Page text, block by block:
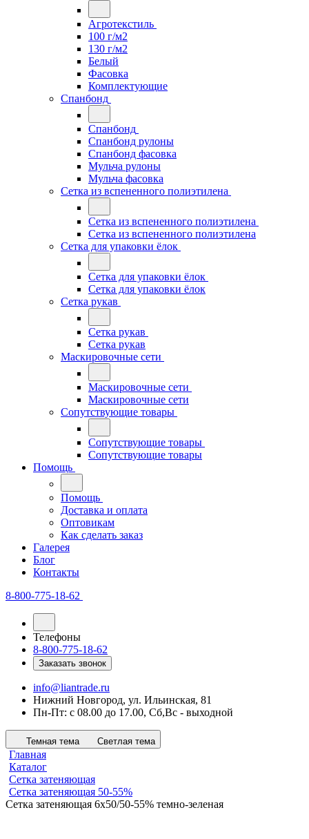
Агротекстиль
100 г/м2
130 г/м2
Белый
Фасовка
Комплектующие
Спанбонд
Спанбонд
Спанбонд рулоны
Спанбонд фасовка
Мульча рулоны
Мульча фасовка
Сетка из вспененного полиэтилена
Сетка из вспененного полиэтилена
Сетка из вспененного полиэтилена
Сетка для упаковки ёлок
Сетка для упаковки ёлок
Сетка для упаковки ёлок
Сетка рукав
Сетка рукав
Сетка рукав
Маскировочные сети
Маскировочные сети
Маскировочные сети
Сопутствующие товары
Сопутствующие товары
Сопутствующие товары
Помощь
Помощь
Доставка и оплата
Оптовикам
Как сделать заказ
Галерея
Блог
Контакты
8-800-775-18-62
Телефоны
8-800-775-18-62
Заказать звонок
info@liantrade.ru
Нижний Новгород, ул. Ильинская, 81
Пн-Пт: c 08.00 до 17.00, Cб,Вс - выходной
Темная тема Светлая тема
Главная
Каталог
Сетка затеняющая
Сетка затеняющая 50-55%
Сетка затеняющая 6х50/50-55% темно-зеленая